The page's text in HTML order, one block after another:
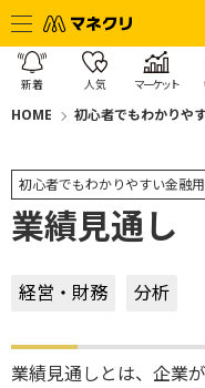
新着 人気 マーケット
HOME 初心者でもわかりや
初心者でもわかりやすい金融
業績見通し
経営・財務 分析
業績見通しとは、企業